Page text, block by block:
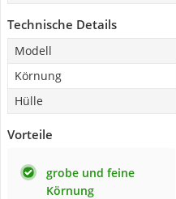
Technische Details
Modell
Körnung
Hülle
Vorteile
grobe und feine
Körnung